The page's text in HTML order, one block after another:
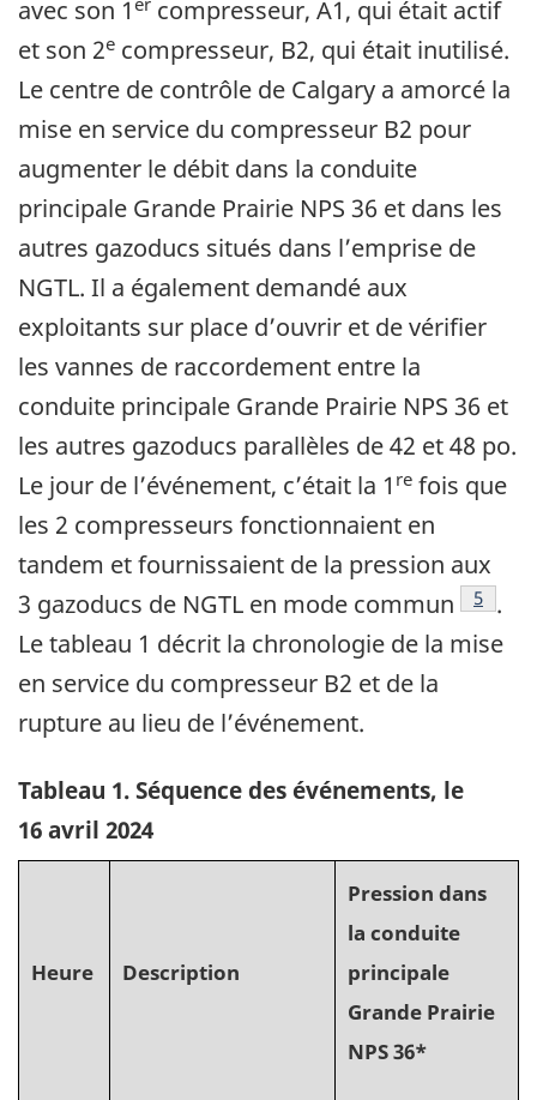
avec son 1
compresseur, A1, qui était actif
et son 2e compresseur, B2, qui était inutilisé.
Le centre de contrôle de Calgary a amorcé la
mise en service du compresseur B2 pour
augmenter le débit dans la conduite
principale Grande Prairie NPS 36 et dans les
autres gazoducs situés dans l’emprise de
NGTL. Il a également demandé aux
exploitants sur place d’ouvrir et de vérifier
les vannes de raccordement entre la
conduite principale Grande Prairie NPS 36 et
les autres gazoducs parallèles de 42 et 48 po.
Le jour de l’événement, c’était la 1 re fois que
les 2 compresseurs fonctionnaient en
tandem et fournissaient de la pression aux
3 gazoducs de NGTL en mode commun
5 .
Le tableau 1 décrit la chronologie de la mise
en service du compresseur B2 et de la
rupture au lieu de l’événement.
Tableau 1. Séquence des événements, le
16 avril 2024
Heure Description
Pression dans
la conduite
principale
Grande Prairie
NPS 36*